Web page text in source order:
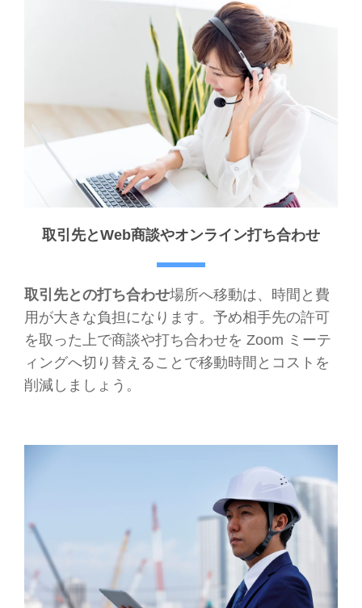
取引先とWeb商談やオンライン打ち合わせ
取引先との打ち合わせ場所へ移動は、時間と費
用が大きな負担になります。予め相手先の許可
を取った上で商談や打ち合わせを Zoom ミーテ
ィングへ切り替えることで移動時間とコストを
削減しましょう。